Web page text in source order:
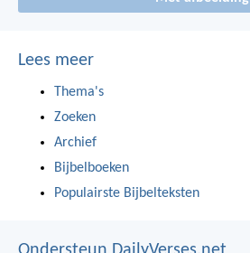
Lees meer
Thema's
Zoeken
Archief
Bijbelboeken
Populairste Bijbelteksten